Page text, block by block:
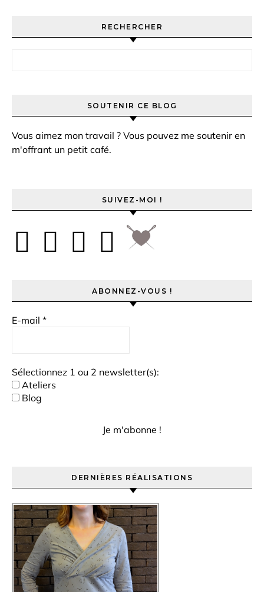
RECHERCHER
SOUTENIR CE BLOG
Vous aimez mon travail ? Vous pouvez me soutenir en
m'offrant un petit café.
SUIVEZ-MOI !
ABONNEZ-VOUS !
E-mail *
Sélectionnez 1 ou 2 newsletter(s):
Ateliers
Blog
DERNIÈRES RÉALISATIONS